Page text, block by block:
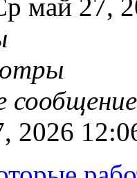
май 27,
2026